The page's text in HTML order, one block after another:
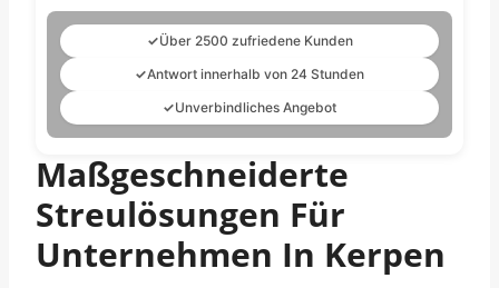
✓Über 2500 zufriedene Kunden
✓Antwort innerhalb von 24 Stunden
✓Unverbindliches Angebot
Maßgeschneiderte
Streulösungen Für
Unternehmen In Kerpen